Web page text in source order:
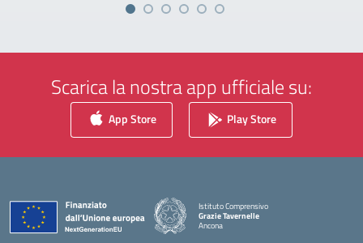
Scarica la nostra app ufficiale su:
App Store Play Store
Istituto Comprensivo
Grazie Tavernelle
Ancona